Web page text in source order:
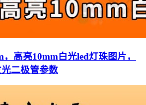
高亮10mm白光led灯珠图片，
二极管参数